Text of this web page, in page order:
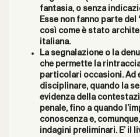
fantasia, o senza
Esse non fanno parte del
così come è stato
italiana.
La segnalazione o la
che permette la
particolari occasioni. Ad
disciplinare, quando la
evidenza della
penale, fino a quando
conoscenza e,
indagini preliminari. E’ il